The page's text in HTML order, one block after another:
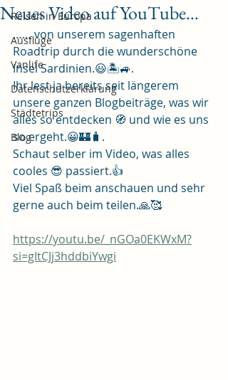
Reisen in Europa
Ausflüge
Vanlife
Datenschutzerklärung
Städtetrips
Blog
Neues Video auf YouTube…
…… von unserem sagenhaften
Roadtrip durch die wunderschöne
Insel Sardinien.😃🏝️🚙.
Ihr lest ja bereits seit längerem
unsere ganzen Blogbeiträge, was wir
alles so entdecken 🧭 und wie es uns
so ergeht.😀🏰🧳.
Schaut selber im Video, was alles
cooles 😎 passiert.👍
Viel Spaß beim anschauen und sehr
gerne auch beim teilen.🙏🥰
https://youtu.be/_nGOa0EKWxM?
si=gItCJj3hddbiYwgi